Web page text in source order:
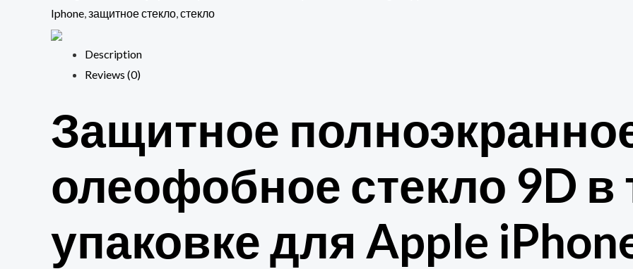
тех.
упаковке
iphone
белое
quantity
Iphone,защитное стекло,стекло
Description
Reviews (0)
Защитное
олеофобное стекло 9D в
упаковке для Apple